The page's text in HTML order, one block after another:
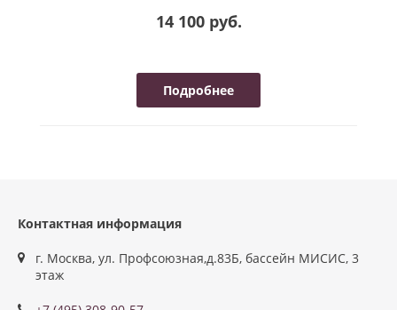
14 100 руб.
Подробнее
Контактная информация
г. Москва, ул. Профсоюзная,д.83Б, бассейн МИСИС, 3
этаж